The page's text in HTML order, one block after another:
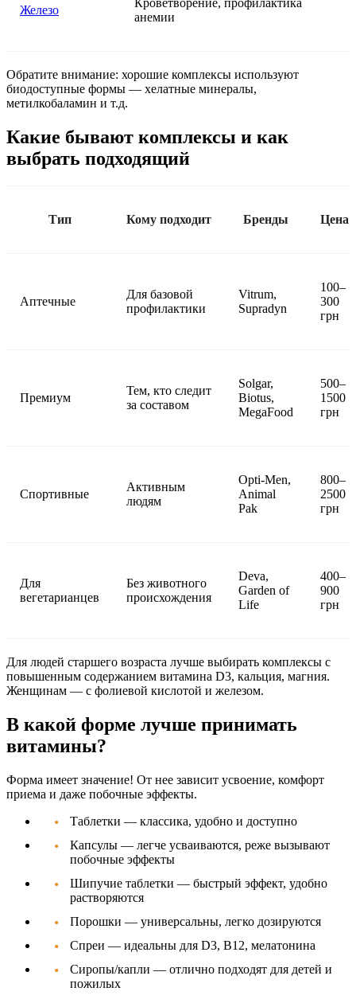
Железо
Кроветворение, профилактика
анемии
Обратите внимание: хорошие комплексы используют
биодоступные формы — хелатные минералы,
метилкобаламин и т.д.
Какие бывают комплексы и как
выбрать подходящий
Тип Кому подходит Бренды Цена
Аптечные
Для базовой
профилактики
Vitrum,
Supradyn
100–
300
грн
Премиум
Тем, кто следит
за составом
Solgar,
Biotus,
MegaFood
500–
1500
грн
Спортивные
Активным
людям
Opti-Men,
Animal
Pak
800–
2500
грн
Для
вегетарианцев
Без животного
происхождения
Deva,
Garden of
Life
400–
900
грн
Для людей старшего возраста лучше выбирать комплексы с
повышенным содержанием витамина D3, кальция, магния.
Женщинам — с фолиевой кислотой и железом.
В какой форме лучше принимать
витамины?
Форма имеет значение! От нее зависит усвоение, комфорт
приема и даже побочные эффекты.
Таблетки — классика, удобно и доступно
Капсулы — легче усваиваются, реже вызывают
побочные эффекты
Шипучие таблетки — быстрый эффект, удобно
растворяются
Порошки — универсальны, легко дозируются
Спреи — идеальны для D3, B12, мелатонина
Сиропы/капли — отлично подходят для детей и
пожилых